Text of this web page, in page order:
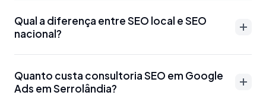
podem aparecer entre 3-6 meses para palavras-
chave menos competitivas. Para termos mais
disputados como 'advogado Google Ads em
Serrolândia' ou 'dentista Google Ads em
Serrolândia', o prazo pode ser de 6-12 meses.
Qual a diferença entre SEO local e SEO
nacional?
aparecer para buscas específicas da região, como
'SEO Google Ads em Serrolândia' ou 'marketing
Quanto custa consultoria SEO em Google
Ads em Serrolândia?